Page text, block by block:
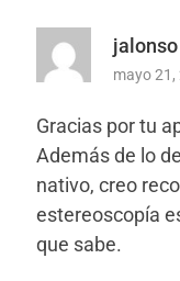
jalonso
mayo 21,
Gracias por tu
Además de lo
nativo, creo
estereoscopía
que sabe.